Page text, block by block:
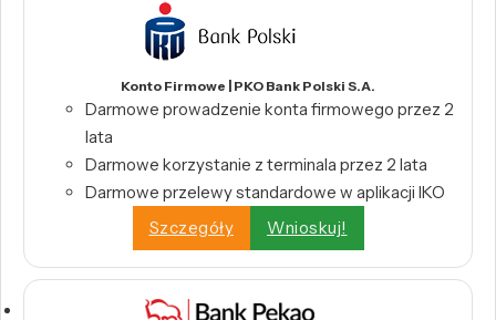
Konto Firmowe | PKO Bank Polski S.A.
Darmowe prowadzenie konta firmowego przez 2
lata
Darmowe korzystanie z terminala przez 2 lata
Darmowe przelewy standardowe w aplikacji IKO
Szczegóły
Wnioskuj!